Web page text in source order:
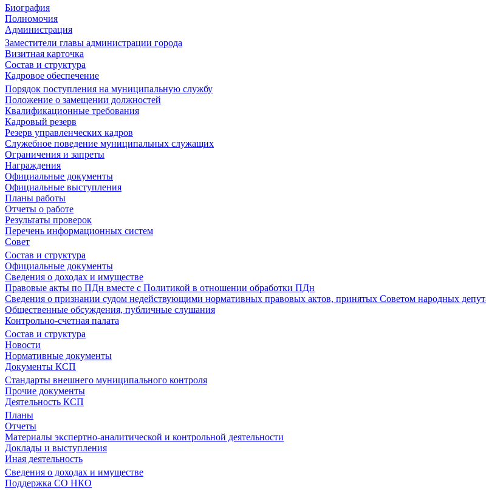
Биография
Полномочия
Администрация
Заместители главы администрации города
Визитная карточка
Состав и структура
Кадровое обеспечение
Порядок поступления на муниципальную службу
Положение о замещении должностей
Квалификационные требования
Кадровый резерв
Резерв управленческих кадров
Служебное поведение муниципальных служащих
Ограничения и запреты
Награждения
Официальные документы
Официальные выступления
Планы работы
Отчеты о работе
Результаты проверок
Перечень информационных систем
Совет
Состав и структура
Официальные документы
Сведения о доходах и имуществе
Правовые акты по ПДн вместе с Политикой в отношении обработки ПДн
Сведения о признании судом недействующими нормативных правовых актов, принятых Советом народных
Общественные обсуждения, публичные слушания
Контрольно-счетная палата
Состав и структура
Новости
Нормативные документы
Документы КСП
Стандарты внешнего муниципального контроля
Прочие документы
Деятельность КСП
Планы
Отчеты
Материалы экспертно-аналитической и контрольной деятельности
Доклады и выступления
Иная деятельность
Сведения о доходах и имуществе
Поддержка СО НКО